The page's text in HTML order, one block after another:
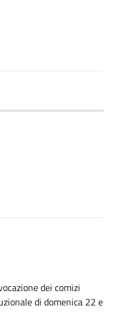
dei comizi
di domenica 22 e